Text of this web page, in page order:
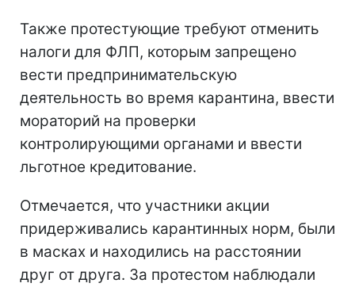
Также протестующие требуют отменить
налоги для ФЛП, которым запрещено
вести предпринимательскую
деятельность во время карантина, ввести
мораторий на проверки
контролирующими органами и ввести
льготное кредитование.
Отмечается, что участники акции
придерживались карантинных норм, были
в масках и находились на расстоянии
друг от друга. За протестом наблюдали